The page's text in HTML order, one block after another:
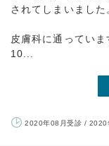
されてしまいました
皮膚科に通ってい
10...
2020年08月受診 / 2020